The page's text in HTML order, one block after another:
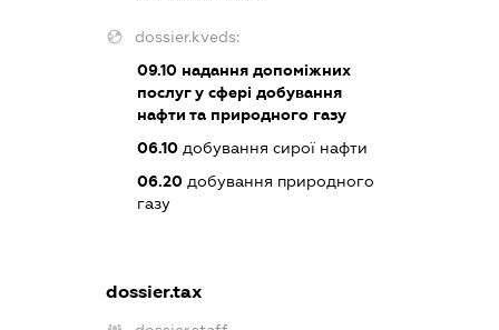
dossier.kveds:
09.10 надання допоміжних
послуг у сфері добування
нафти та природного газу
06.10 добування сирої нафти
06.20 добування природного
газу
dossier.tax